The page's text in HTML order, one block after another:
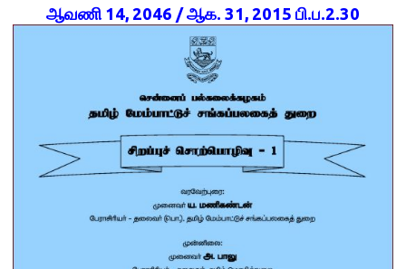
ஆவணி 14, 2046 / ஆக. 31, 2015 பி.ப.2.30